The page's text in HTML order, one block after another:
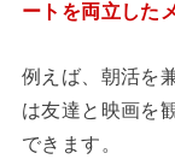
ートを両立した
例えば、朝活を
は友達と映画を
できます。